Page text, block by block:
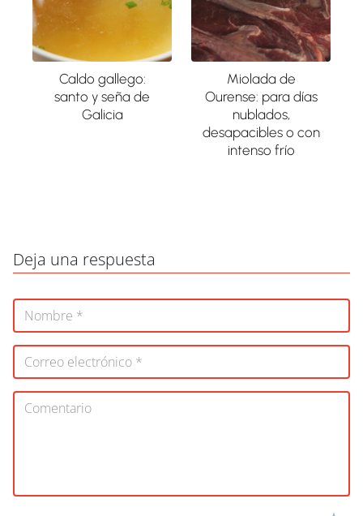
Caldo gallego:
santo y seña de
Galicia
Miolada de
Ourense: para días
nublados,
desapacibles o con
intenso frío
Deja una respuesta